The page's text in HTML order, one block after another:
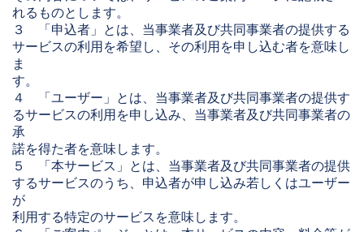
れるものとします。
３ 「申込者」とは、当事業者及び共同事業者の提供する
サービスの利用を希望し、その利用を申し込む者を意味し
ま
す。
４ 「ユーザー」とは、当事業者及び共同事業者の提供す
るサービスの利用を申し込み、当事業者及び共同事業者の
承
諾を得た者を意味します。
５ 「本サービス」とは、当事業者及び共同事業者の提供
するサービスのうち、申込者が申し込み若しくはユーザー
が
利用する特定のサービスを意味します。